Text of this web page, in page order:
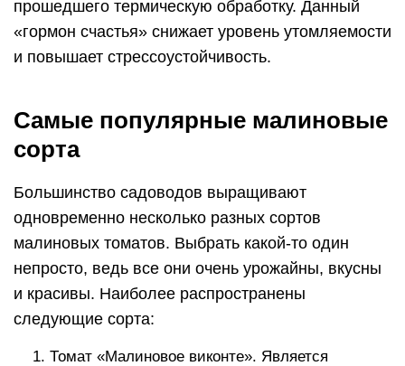
прошедшего термическую обработку. Данный
«гормон счастья» снижает уровень утомляемости
и повышает стрессоустойчивость.
Самые популярные малиновые
сорта
Большинство садоводов выращивают
одновременно несколько разных сортов
малиновых томатов. Выбрать какой-то один
непросто, ведь все они очень урожайны, вкусны
и красивы. Наиболее распространены
следующие сорта:
Томат «Малиновое виконте». Является